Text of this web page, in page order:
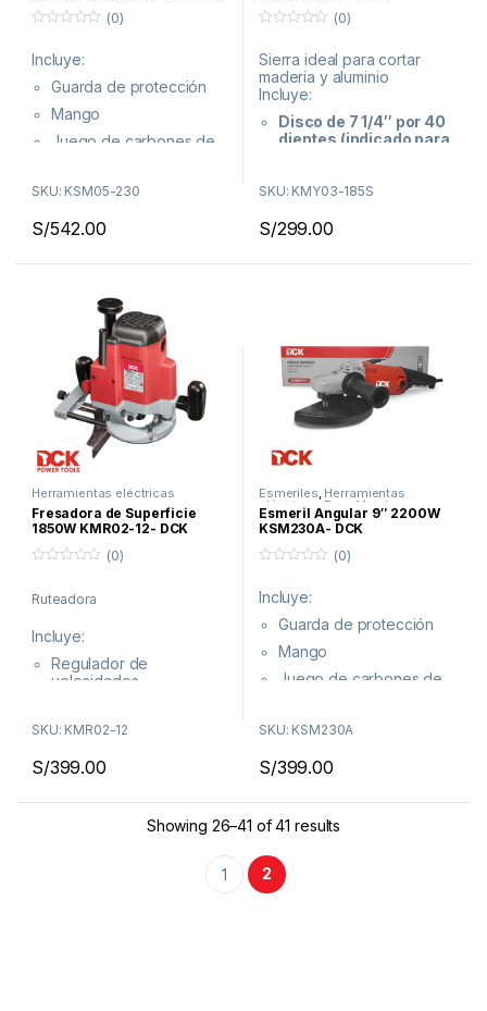
u
r
d
5
(0)
Incluye:
Guarda de protección
Mango
Juego de carbones de
¡Envíos a todo el Perú!
¡Ahorra tiempo, compra online
SKU: KSM05-230
S/542.00
u
e
r
a
e
(0)
Sierra ideal para cortar
maderia y aluminio
Incluye:
Disco de 7 1/4″ por 40
dientes (indicado para
similares)
Juego de carbones de
repuesto
SKU: KMY03-185S
S/299.00
Herramientas eléctricas
Fresadora de Superficie
1850W KMR02-12- DCK
u
e
(0)
Ruteadora
Incluye:
Regulador de
velocidades
profundidad milimétrico
SKU: KMR02-12
S/399.00
Esmeriles, Herramientas
eléctricas, Para Metal
Esmeril Angular 9″ 2200W
KSM230A- DCK
u
r
d
5
(0)
Incluye:
Guarda de protección
Mango
Juego de carbones de
¡Envíos a todo el Perú!
SKU: KSM230A
S/399.00
Showing 26–41 of 41 results
1 2